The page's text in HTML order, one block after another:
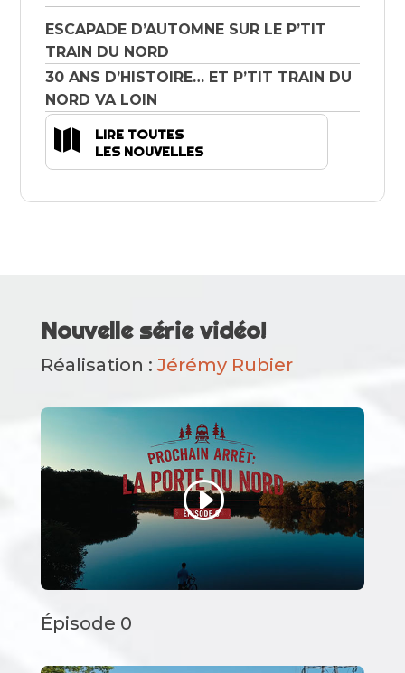
ESCAPADE D’AUTOMNE SUR LE P’TIT
TRAIN DU NORD
30 ANS D’HISTOIRE… ET P’TIT TRAIN DU
NORD VA LOIN

LIRE TOUTES
LES NOUVELLES
Nouvelle série vidéo!
Réalisation : Jérémy Rubier
Épisode 0